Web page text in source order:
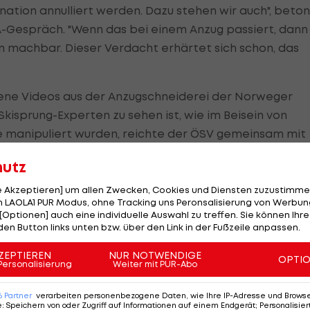
annulliert werden. Dazu stehen wir auch",
"Wenn das bei einem Anzug passiert, dann
machbar. Dieser Verdacht erhärtet sich schon, das
Videos aus der Anzugschneiderei der Norweger
Experten zu sehen ist, wie im Beisein von
manipuliert wurden, reichte der ÖSV gemeinsam mit
ein.
Nun müsse nachgehakt werden, auch ÖSV-
laufend mit der FIS in Kontakt. "Das gehört sich
erklärt Stecher.
Akzeptieren] um allen Zwecken, Cookies und Diensten
PUR Modus, ohne Tracking uns Peronsalisierung von
auch eine individuelle Auswahl zu treffen. Sie können
Button links unten bzw. über den Link in der Fußzeile anpassen.
NUR NOTWENDIGE
Weiter mit PUR-Abo
Partner verarbeiten personenbezogene Daten, wie Ihre IP-Adresse und
: Speichern von oder Zugriff auf Informationen auf einem Endgerät;